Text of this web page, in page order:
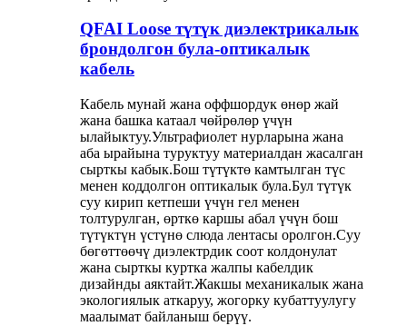
QFAI Loose түтүк диэлектрикалык
брондолгон була-оптикалык
кабель
Кабель мунай жана оффшордук өнөр жай
жана башка катаал чөйрөлөр үчүн
ылайыктуу.Ультрафиолет нурларына жана
аба ырайына туруктуу материалдан жасалган
сырткы кабык.Бош түтүктө камтылган түс
менен коддолгон оптикалык була.Бул түтүк
суу кирип кетпеши үчүн гел менен
толтурулган, өрткө каршы абал үчүн бош
түтүктүн үстүнө слюда лентасы оролгон.Суу
бөгөттөөчү диэлектрдик соот колдонулат
жана сырткы куртка жалпы кабелдик
дизайнды аяктайт.Жакшы механикалык жана
экологиялык аткаруу, жогорку кубаттуулугу
маалымат байланыш берүү.